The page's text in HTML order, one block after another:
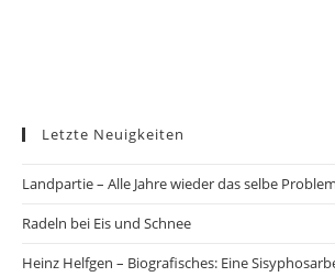
Letzte Neuigkeiten
Landpartie – Alle Jahre wieder das selbe
Radeln bei Eis und Schnee
Heinz Helfgen – Biografisches: Eine